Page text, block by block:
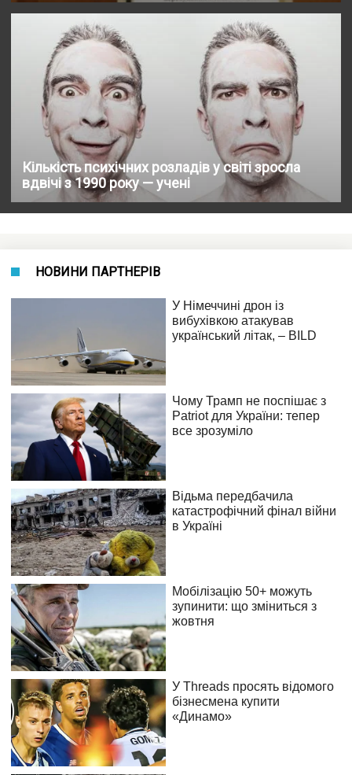
Кількість психічних розладів у світі зросла
вдвічі з 1990 року — учені
НОВИНИ ПАРТНЕРІВ